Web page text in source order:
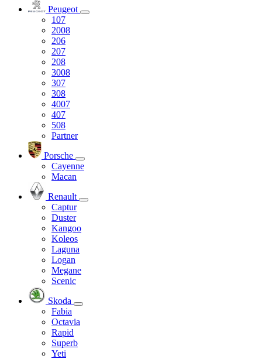
Peugeot
107
2008
206
207
208
3008
307
308
4007
407
508
Partner
Porsche
Cayenne
Macan
Renault
Captur
Duster
Kangoo
Koleos
Laguna
Logan
Megane
Scenic
Skoda
Fabia
Octavia
Rapid
Superb
Yeti